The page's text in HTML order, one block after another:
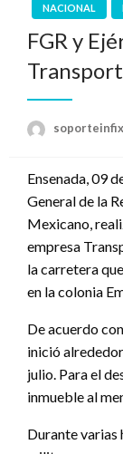
NACIONAL
FGR y
soporteinfix
Ensenada, 09
General de la
Mexicano,
empresa
la carretera
en la colonia
De acuerdo
inició
julio. Para el
inmueble al
Durante varias